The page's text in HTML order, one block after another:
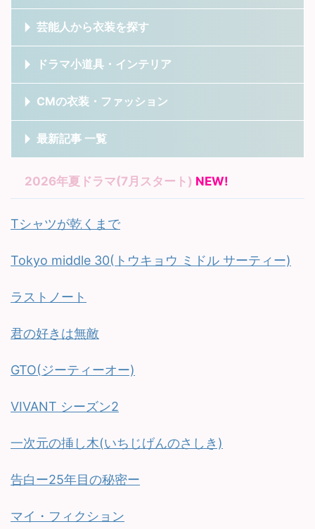
芸能人から衣装を探す
ドラマ小道具・インテリア
CMの衣装・ファッション
最新記事 一覧
2026年夏ドラマ(7月スタート) NEW!
Tシャツが乾くまで
Tokyo middle 30(トウキョウ ミドル サーティー)
ラストノート
君の好きは無敵
GTO(ジーティーオー)
VIVANT シーズン2
一次元の挿し木(いちじげんのさしき)
告白ー25年目の秘密ー
マイ・フィクション